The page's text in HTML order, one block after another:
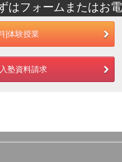
はフォームまたはお
]体験授業
塾資料請求